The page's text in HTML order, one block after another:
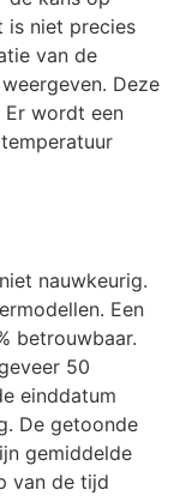
is niet precies
van de
Deze
Er wordt een
nauwkeurig.
Een
betrouwbaar.
50
einddatum
De getoonde
gemiddelde
van de tijd